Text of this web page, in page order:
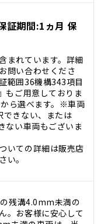
証期間:1ヵ月 保
まれています。詳細
問い合わせくださ
範囲36機構343項目
もご用意しておりま
ら選べます。※車両
できない、または
ない車両もございま
いての詳細は販売店
い。
残溝4.0mm未満の
。お客様に安心して